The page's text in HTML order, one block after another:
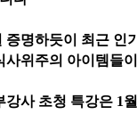
증명하듯이 최근 인
위주의 아이템들
사 초청 특강은 1